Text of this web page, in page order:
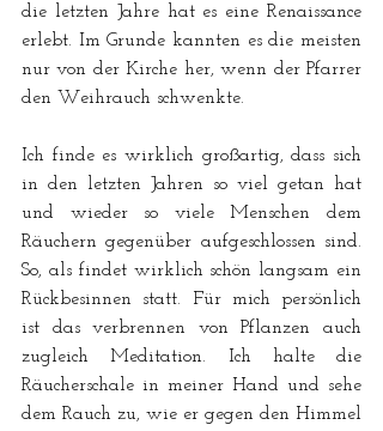
die letzten Jahre hat es eine Renaissance
erlebt. Im Grunde kannten es die meisten
nur von der Kirche her, wenn der Pfarrer
den Weihrauch schwenkte.
Ich finde es wirklich großartig, dass sich
in den letzten Jahren so viel getan hat
und wieder so viele Menschen dem
Räuchern gegenüber aufgeschlossen sind.
So, als findet wirklich schön langsam ein
Rückbesinnen statt. Für mich persönlich
ist das verbrennen von Pflanzen auch
zugleich Meditation. Ich halte die
Räucherschale in meiner Hand und sehe
dem Rauch zu, wie er gegen den Himmel